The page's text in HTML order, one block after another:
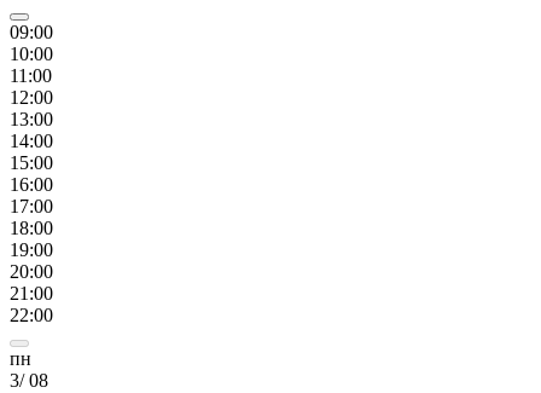
09:00
10:00
11 :00
12:00
13:00
14:00
15:00
16:00
17:00
18:00
19:00
20:00
21 :00
22:00
пн
3/08